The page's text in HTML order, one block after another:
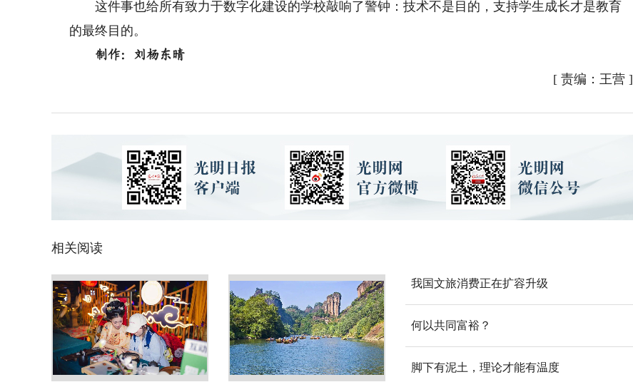
这件事也给所有致力于数字化建设的学校敲响了警钟：技术不是目的，支持学生成长才是教育
的最终目的。
制作：刘杨东晴
[ 责编：王营]
相关阅读
我国文旅消费正在扩容升级
何以共同富裕？
脚下有泥土，理论才能有温度